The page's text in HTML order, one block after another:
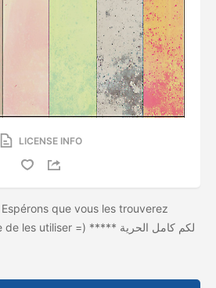
LICENSE INFO
que vous les trouverez
utiles, sentez-vous libre de les utiliser =) ***** لكم كامل الحرية